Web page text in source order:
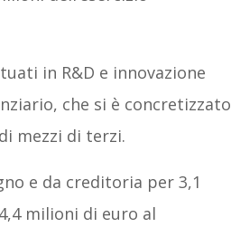
in R&D e innovazione
che si è concretizzato
mezzi di terzi.
e da creditoria per 3,1
milioni di euro al